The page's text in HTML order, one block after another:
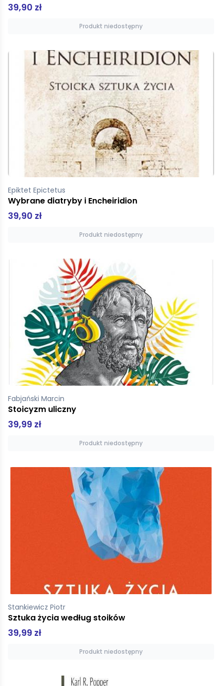
39,90 zł
Produkt niedostępny
Epiktet Epictetus
Wybrane diatryby i Encheiridion
39,90 zł
Produkt niedostępny
Fabjański Marcin
Stoicyzm uliczny
39,99 zł
Produkt niedostępny
Stankiewicz Piotr
Sztuka życia według stoików
39,99 zł
Produkt niedostępny